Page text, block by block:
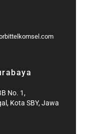
No. 1,
Kota SBY, Jawa